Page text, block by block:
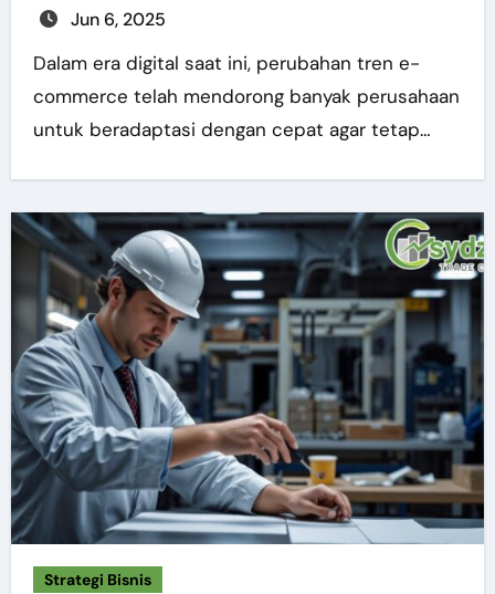
Jun 6, 2025
Dalam era digital saat ini, perubahan tren e-
commerce telah mendorong banyak perusahaan
untuk beradaptasi dengan cepat agar tetap…
Strategi Bisnis